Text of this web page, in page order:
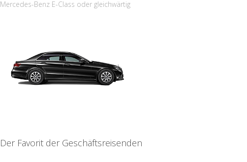
Mercedes-Benz E-Class oder gleichwärtig
Der Favorit der Geschäftsreisenden